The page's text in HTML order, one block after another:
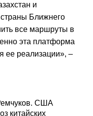
и
Ближнего
все маршруты в
эта платформа
ее реализации», –
США
китайских